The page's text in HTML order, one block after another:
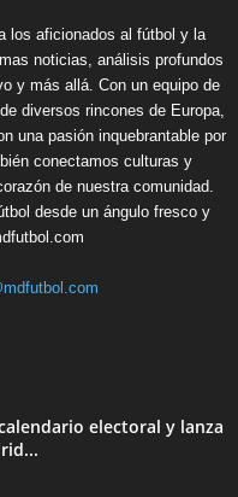
los aficionados al fútbol y la
noticias, análisis profundos
y más allá. Con un equipo de
diversos rincones de Europa,
una pasión inquebrantable por
conectamos culturas y
de nuestra comunidad.
desde un ángulo fresco y
electoral y lanza